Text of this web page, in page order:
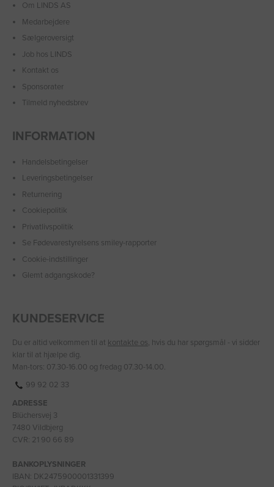
Om LINDS AS
Medarbejdere
Sælgeroversigt
Job hos LINDS
Kontakt os
Sponsorater
Tilmeld nyhedsbrev
INFORMATION
Handelsbetingelser
Leveringsbetingelser
Returnering
Cookiepolitik
Privatlivspolitik
Se Fødevarestyrelsens smiley-rapporter
Cookie-indstillinger
Glemt adgangskode?
KUNDESERVICE
Du er altid velkommen til at kontakte os, hvis du har spørgsmål - vi sidder
klar til at hjælpe dig.
Man-tors: 07.30-16.00 og fredag 07.30-14.00.
99 92 02 33
ADRESSE
Blüchersvej 3
7480 Vildbjerg
CVR: 21 90 66 89
BANKOPLYSNINGER
IBAN: DK2475900001331399